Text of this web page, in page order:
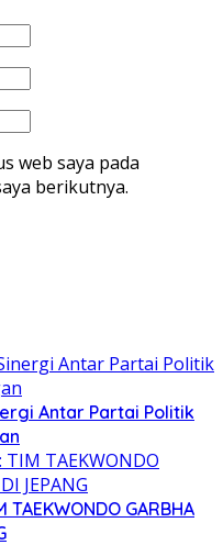
web saya pada
berikutnya.
Antar Partai Politik
TAEKWONDO GARBHA